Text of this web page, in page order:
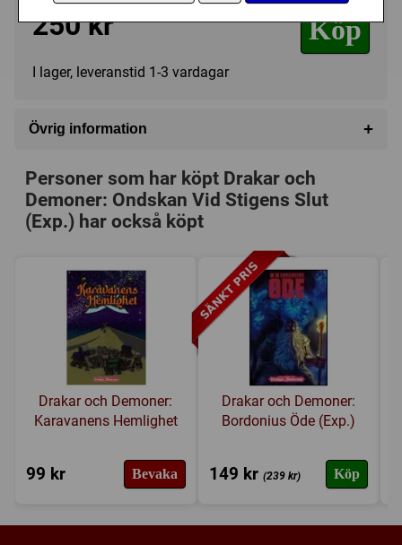
250 kr Köp
I lager, leveranstid 1-3 vardagar
Övrig information +
Serie: Drakar och Demoner
Försälj. rank:
1430/18139
Personer som har köpt Drakar och
Demoner: Ondskan Vid Stigens Slut
(Exp.) har också köpt
Drakar och Demoner:
Karavanens Hemlighet
99 kr Bevaka
Drakar och Demoner:
Bordonius Öde (Exp.)
149 kr (239 kr) Köp